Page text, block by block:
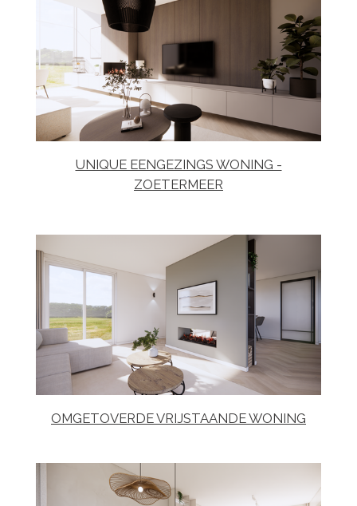
UNIQUE EENGEZINGS WONING -
ZOETERMEER
OMGETOVERDE VRIJSTAANDE WONING